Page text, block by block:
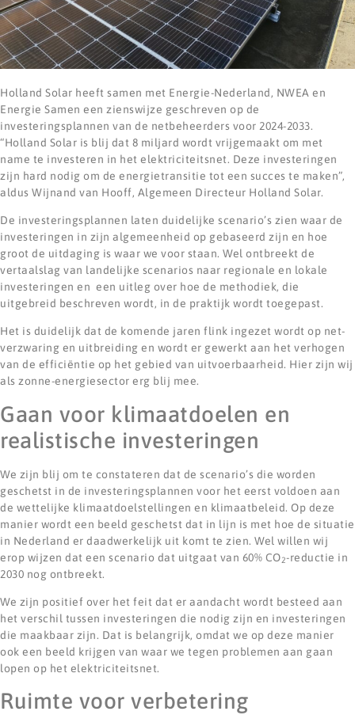
Holland Solar heeft samen met Energie-Nederland, NWEA en
Energie Samen een zienswijze geschreven op de
investeringsplannen van de netbeheerders voor 2024-2033.
“Holland Solar is blij dat 8 miljard wordt vrijgemaakt om met
name te investeren in het elektriciteitsnet. Deze investeringen
zijn hard nodig om de energietransitie tot een succes te maken”,
aldus Wijnand van Hooff, Algemeen Directeur Holland Solar.
De investeringsplannen laten duidelijke scenario’s zien waar de
investeringen in zijn algemeenheid op gebaseerd zijn en hoe
groot de uitdaging is waar we voor staan. Wel ontbreekt de
vertaalslag van landelijke scenarios naar regionale en lokale
investeringen en een uitleg over hoe de methodiek, die
uitgebreid beschreven wordt, in de praktijk wordt toegepast.
Het is duidelijk dat de komende jaren flink ingezet wordt op net-
verzwaring en uitbreiding en wordt er gewerkt aan het verhogen
van de efficiëntie op het gebied van uitvoerbaarheid. Hier zijn wij
als zonne-energiesector erg blij mee.
Gaan voor klimaatdoelen en
realistische investeringen
We zijn blij om te constateren dat de scenario’s die worden
geschetst in de investeringsplannen voor het eerst voldoen aan
de wettelijke klimaatdoelstellingen en klimaatbeleid. Op deze
manier wordt een beeld geschetst dat in lijn is met hoe de situatie
in Nederland er daadwerkelijk uit komt te zien. Wel willen wij
erop wijzen dat een scenario dat uitgaat van 60% CO2-reductie in
2030 nog ontbreekt.
We zijn positief over het feit dat er aandacht wordt besteed aan
het verschil tussen investeringen die nodig zijn en investeringen
die maakbaar zijn. Dat is belangrijk, omdat we op deze manier
ook een beeld krijgen van waar we tegen problemen aan gaan
lopen op het elektriciteitsnet.
Ruimte voor verbetering